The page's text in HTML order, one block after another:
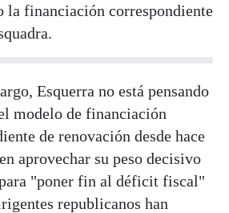
la financiación correspondiente
Esquerra no está pensando
modelo de financiación
de renovación desde hace
aprovechar su peso decisivo
"poner fin al déficit fiscal"
republicanos han